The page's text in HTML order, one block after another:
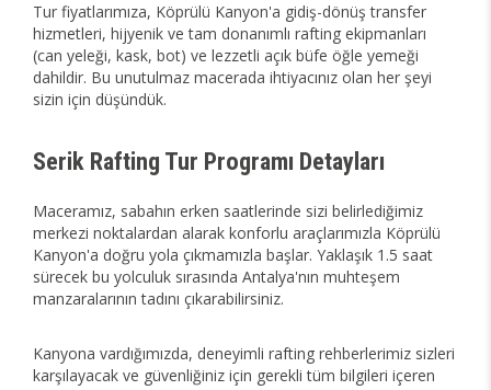
Tur fiyatlarımıza, Köprülü Kanyon'a gidiş-dönüş transfer
hizmetleri, hijyenik ve tam donanımlı rafting ekipmanları
(can yeleği, kask, bot) ve lezzetli açık büfe öğle yemeği
dahildir. Bu unutulmaz macerada ihtiyacınız olan her şeyi
sizin için düşündük.
Serik Rafting Tur Programı Detayları
Maceramız, sabahın erken saatlerinde sizi belirlediğimiz
merkezi noktalardan alarak konforlu araçlarımızla Köprülü
Kanyon'a doğru yola çıkmamızla başlar. Yaklaşık 1.5 saat
sürecek bu yolculuk sırasında Antalya'nın muhteşem
manzaralarının tadını çıkarabilirsiniz.
Kanyona vardığımızda, deneyimli rafting rehberlerimiz sizleri
karşılayacak ve güvenliğiniz için gerekli tüm bilgileri içeren